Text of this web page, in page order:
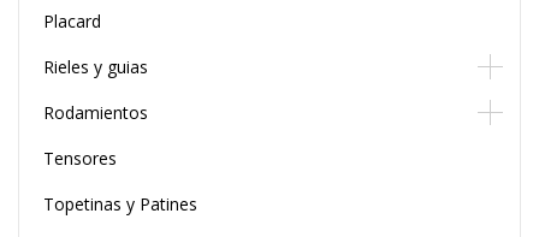
Placard
Rieles y guias
Rodamientos
Tensores
Topetinas y Patines